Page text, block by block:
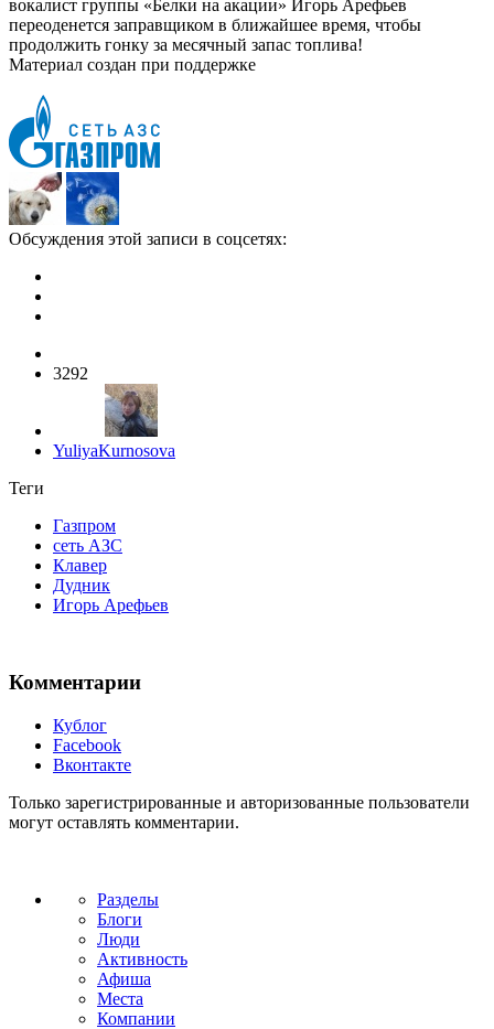
вокалист группы «Белки на акации» Игорь Арефьев
переоденется заправщиком в ближайшее время, чтобы
продолжить гонку за месячный запас топлива!
Материал создан при поддержке
Обсуждения этой записи в соцсетях:
3292
YuliyaKurnosova
Теги
Газпром
сеть АЗС
Клавер
Дудник
Игорь Арефьев
Комментарии
Кублог
Facebook
Вконтакте
Только зарегистрированные и авторизованные пользователи
могут оставлять комментарии.
Разделы
Блоги
Люди
Активность
Афиша
Места
Компании